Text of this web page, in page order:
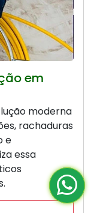
em
moderna
rachaduras
e
essa